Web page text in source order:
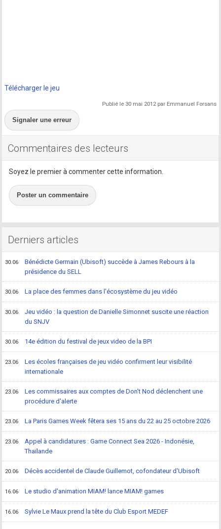
Télécharger le jeu
Publié le 30 mai 2012 par Emmanuel Forsans
Signaler une erreur
Commentaires des lecteurs
Soyez le premier à commenter cette information.
Poster un commentaire
Derniers articles
30.06
Bénédicte Germain (Ubisoft) succède à James Rebours à la
présidence du SELL
30.06 La place des femmes dans l'écosystème du jeu vidéo
30.06
Jeu vidéo : la question de Danielle Simonnet suscite une réaction
du SNJV
30.06 14e édition du festival de jeux video de la BPI
23.06
Les écoles françaises de jeu vidéo confirment leur visibilité
internationale
23.06
Les commissaires aux comptes de Don't Nod déclenchent une
procédure d'alerte
23.06 La Paris Games Week fêtera ses 15 ans du 22 au 25 octobre 2026
23.06
Appel à candidatures : Game Connect Sea 2026 - Indonésie,
Thaïlande
20.06 Décès accidentel de Claude Guillemot, cofondateur d'Ubisoft
16.06 Le studio d'animation MIAM! lance MIAM! games
16.06 Sylvie Le Maux prend la tête du Club Esport MEDEF